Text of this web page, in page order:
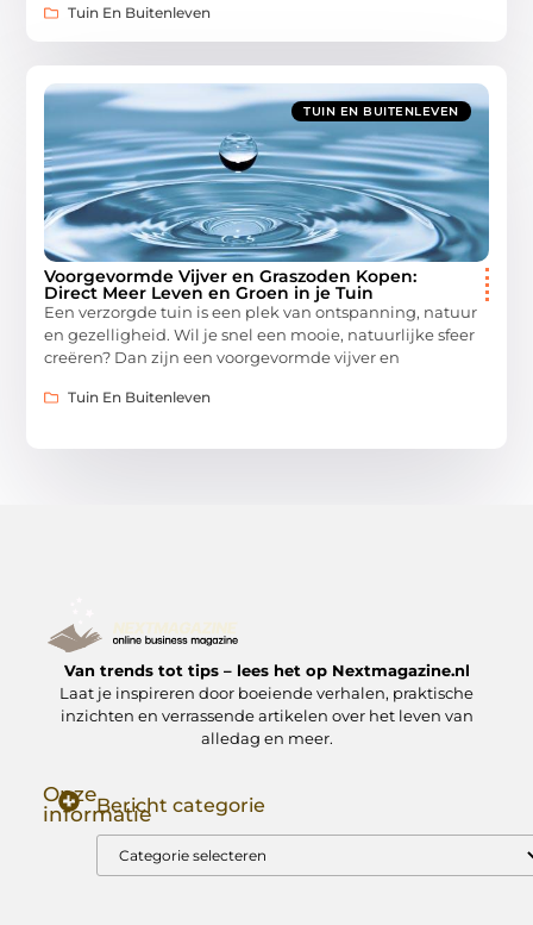
Tuin En Buitenleven
TUIN EN BUITENLEVEN
Voorgevormde Vijver en Graszoden Kopen:
Direct Meer Leven en Groen in je Tuin
Een verzorgde tuin is een plek van ontspanning, natuur
en gezelligheid. Wil je snel een mooie, natuurlijke sfeer
creëren? Dan zijn een voorgevormde vijver en
Tuin En Buitenleven
Van trends tot tips – lees het op Nextmagazine.nl
Laat je inspireren door boeiende verhalen, praktische
inzichten en verrassende artikelen over het leven van
alledag en meer.
Onze
informatieBericht categorie